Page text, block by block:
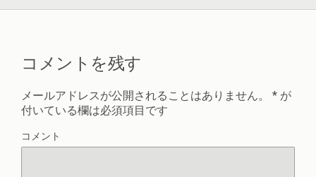
コメントを残す
メールアドレスが公開されることはありません。 * が
付いている欄は必須項目です
コメント